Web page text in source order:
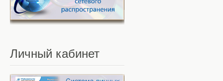
Личный кабинет